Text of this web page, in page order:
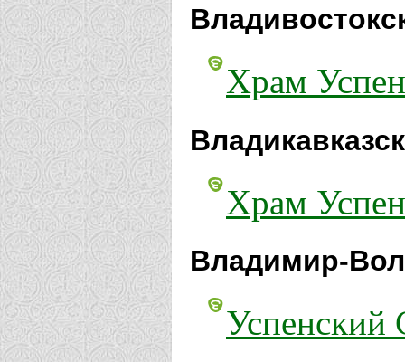
Храм
Храм
Владимир-
Успенский